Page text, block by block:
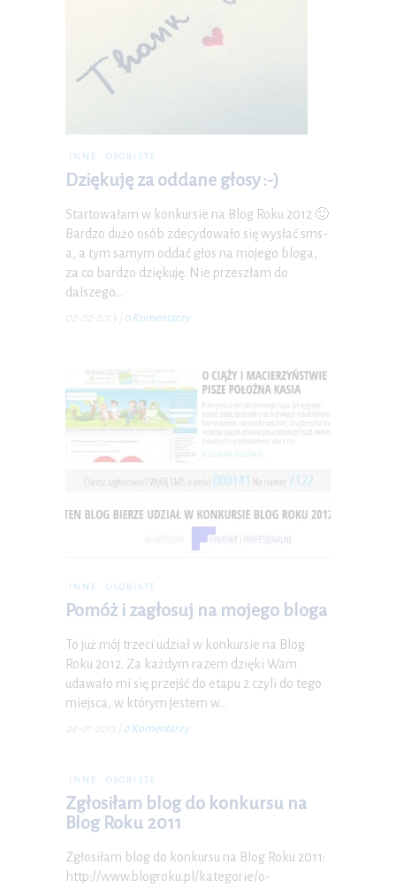
INNE OSOBISTE
Dziękuję za oddane głosy :-)
Startowałam w konkursie na Blog Roku 2012 🙂
Bardzo dużo osób zdecydowało się wysłać sms-
a, a tym samym oddać głos na mojego bloga,
za co bardzo dziękuję. Nie przeszłam do
dalszego…
02-02-2013 0 Komentarzy
INNE OSOBISTE
Pomóż i zagłosuj na mojego bloga
To już mój trzeci udział w konkursie na Blog
Roku 2012. Za każdym razem dzięki Wam
udawało mi się przejść do etapu 2 czyli do tego
miejsca, w którym jestem w…
24-01-2013 0 Komentarzy
INNE OSOBISTE
Zgłosiłam blog do konkursu na
Blog Roku 2011
Zgłosiłam blog do konkursu na Blog Roku 2011:
http://www.blogroku.pl/kategorie/o-